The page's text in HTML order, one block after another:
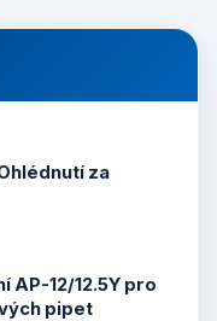
za
AP-12/12.5Y pro
pipet